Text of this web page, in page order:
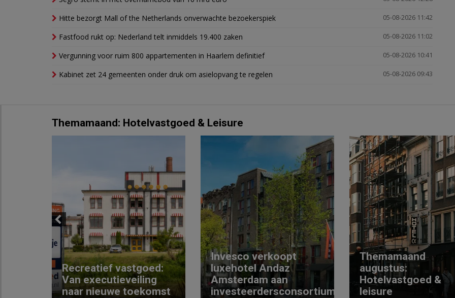
05-08-2026 11:42
Hitte bezorgt Mall of the Netherlands onverwachte bezoekerspiek
05-08-2026 11:02
Fastfood rukt op: Nederland telt inmiddels 19.400 zaken
05-08-2026 10:41
Vergunning voor ruim 800 appartementen in Haarlem definitief
05-08-2026 09:43
Kabinet zet 24 gemeenten onder druk om asielopvang te regelen
Themamaand: Hotelvastgoed & Leisure
Previous
Recreatief vastgoed:
Van executieveiling
naar nieuwe toekomst
Invesco verkoopt
luxehotel Andaz
Amsterdam aan
investeerdersconsortium
Themamaand
augustus:
Hotelvastgoed &
leisure